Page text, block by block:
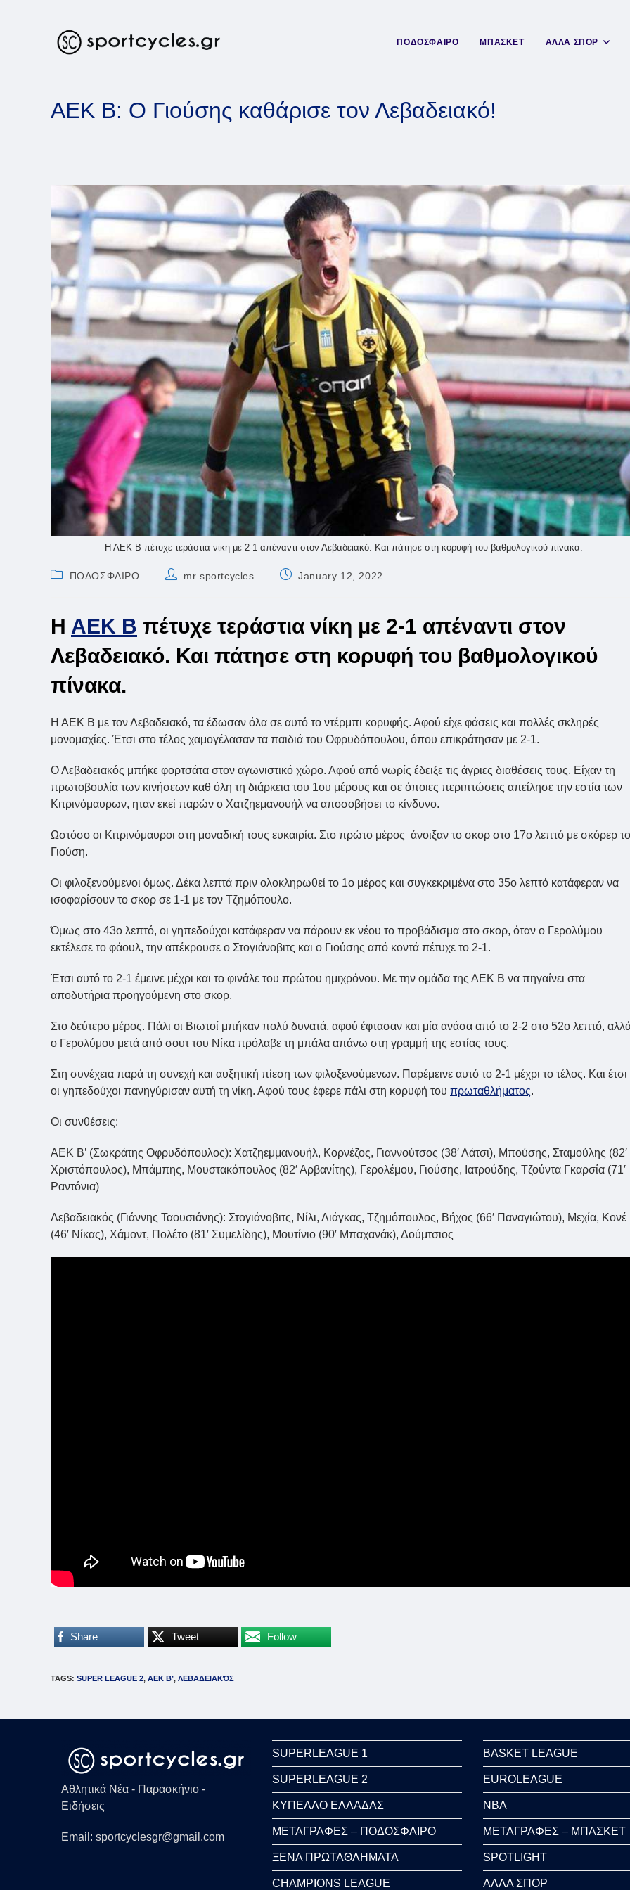
ΠΟΔΟΣΦΑΙΡΟ ΜΠΑΣΚΕΤ ΑΛΛΑ ΣΠΟΡ
ΑΕΚ Β: Ο Γιούσης καθάρισε τον Λεβαδειακό!
Η ΑΕΚ Β πέτυχε τεράστια νίκη με 2-1 απέναντι στον Λεβαδειακό. Και πάτησε στη κορυφή του βαθμολογικού πίνακα.
PostΠΟΔΟΣΦΑΙΡΟ
Postmr sportcycles
PostJanuary 12, 2022
Η ΑΕΚ Β πέτυχε τεράστια νίκη με 2-1 απέναντι στον
Λεβαδειακό. Και πάτησε στη κορυφή του βαθμολογικού
πίνακα.
Η ΑΕΚ Β με τον Λεβαδειακό, τα έδωσαν όλα σε αυτό το ντέρμπι κορυφής. Αφού είχε φάσεις και πολλές σκληρές
μονομαχίες. Έτσι στο τέλος χαμογέλασαν τα παιδιά του Οφρυδόπουλου, όπου επικράτησαν με 2-1.
Ο Λεβαδειακός μπήκε φορτσάτα στον αγωνιστικό χώρο. Αφού από νωρίς έδειξε τις άγριες διαθέσεις τους. Είχαν τη
πρωτοβουλία των κινήσεων καθ όλη τη διάρκεια του 1ου μέρους και σε όποιες περιπτώσεις απείλησε την εστία των
Κιτρινόμαυρων, ηταν εκεί παρών ο Χατζηεμανουήλ να αποσοβήσει το κίνδυνο.
Ωστόσο οι Κιτρινόμαυροι στη μοναδική τους ευκαιρία. Στο πρώτο μέρος άνοιξαν το σκορ στο 17ο λεπτό με σκόρερ
Γιούση.
Οι φιλοξενούμενοι όμως. Δέκα λεπτά πριν ολοκληρωθεί το 1ο μέρος και συγκεκριμένα στο 35ο λεπτό κατάφεραν να
ισοφαρίσουν το σκορ σε 1-1 με τον Τζημόπουλο.
Όμως στο 43ο λεπτό, οι γηπεδούχοι κατάφεραν να πάρουν εκ νέου το προβάδισμα στο σκορ, όταν ο Γερολύμου
εκτέλεσε το φάουλ, την απέκρουσε ο Στογιάνοβιτς και ο Γιούσης από κοντά πέτυχε το 2-1.
Έτσι αυτό το 2-1 έμεινε μέχρι και το φινάλε του πρώτου ημιχρόνου. Με την ομάδα της ΑΕΚ Β να πηγαίνει στα
αποδυτήρια προηγούμενη στο σκορ.
Στο δεύτερο μέρος. Πάλι οι Βιωτοί μπήκαν πολύ δυνατά, αφού έφτασαν και μία ανάσα από το 2-2 στο 52ο λεπτό,
ο Γερολύμου μετά από σουτ του Νίκα πρόλαβε τη μπάλα απάνω στη γραμμή της εστίας τους.
Στη συνέχεια παρά τη συνεχή και αυξητική πίεση των φιλοξενούμενων. Παρέμεινε αυτό το 2-1 μέχρι το τέλος. Και έτσι
οι γηπεδούχοι πανηγύρισαν αυτή τη νίκη. Αφού τους έφερε πάλι στη κορυφή του πρωταθλήματος.
Οι συνθέσεις:
ΑΕΚ Β’ (Σωκράτης Οφρυδόπουλος): Χατζηεμμανουήλ, Κορνέζος, Γιαννούτσος (38′ Λάτσι), Μπούσης, Σταμούλης (82′
Χριστόπουλος), Μπάμπης, Μουστακόπουλος (82′ Αρβανίτης), Γερολέμου, Γιούσης, Ιατρούδης, Τζούντα Γκαρσία (71′
Ραντόνια)
Λεβαδειακός (Γιάννης Ταουσιάνης): Στογιάνοβιτς, Νίλι, Λιάγκας, Τζημόπουλος, Βήχος (66′ Παναγιώτου), Μεχία, Κονέ
(46′ Νίκας), Χάμοντ, Πολέτο (81′ Συμελίδης), Μουτίνιο (90′ Μπαχανάκ), Δούμτσιος
Share Tweet Follow
TAGS: SUPER LEAGUE 2, ΑΕΚ Β’, ΛΕΒΑΔΕΙΑΚΌΣ
Αθλητικά Νέα - Παρασκήνιο -
Ειδήσεις
Email: sportcyclesgr@gmail.com
SUPERLEAGUE 1
SUPERLEAGUE 2
ΚΥΠΕΛΛΟ ΕΛΛΑΔΑΣ
ΜΕΤΑΓΡΑΦΕΣ – ΠΟΔΟΣΦΑΙΡΟ
ΞΕΝΑ ΠΡΩΤΑΘΛΗΜΑΤΑ
CHAMPIONS LEAGUE
BASKET LEAGUE
EUROLEAGUE
NBA
ΜΕΤΑΓΡΑΦΕΣ – ΜΠΑΣΚΕΤ
SPOTLIGHT
ΑΛΛΑ ΣΠΟΡ